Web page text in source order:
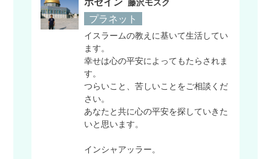
プラネット
イスラームの教えに基いて生活してい
ます。
幸せは心の平安によってもたらされま
す。
つらいこと、苦しいことをご相談くだ
さい。
あなたと共に心の平安を探していきた
いと思います。
インシャアッラー。